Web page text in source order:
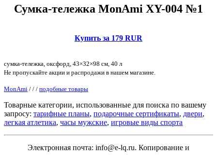
Сумка-тележка MonAmi XY-004 №1
Купить за 179 RUR
сумка-тележка, оксфорд, 43×32×98 см, 40 л
Не пропускайте акции и распродажи в нашем магазине.
MonAmi / / / подобные товары
Товарные категории, использованные для поиска по вашему
запросу: тарифные планы, подарочные сертификаты, двери,
легкая атлетика, часы мужские, игровые виды спорта
Электронная почта: info@e-lq.ru. Копирование и